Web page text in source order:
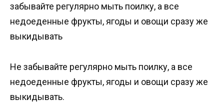
забывайте регулярно мыть поилку, а все
недоеденные фрукты, ягоды и овощи сразу же
выкидывать
Не забывайте регулярно мыть поилку, а все
недоеденные фрукты, ягоды и овощи сразу же
выкидывать.